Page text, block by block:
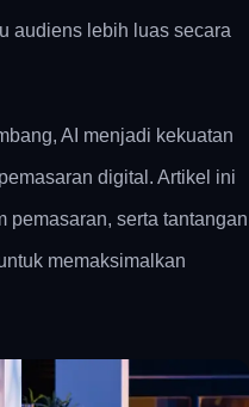
audiens lebih luas secara
AI menjadi kekuatan
digital. Artikel ini
pemasaran, serta tantangan
memaksimalkan